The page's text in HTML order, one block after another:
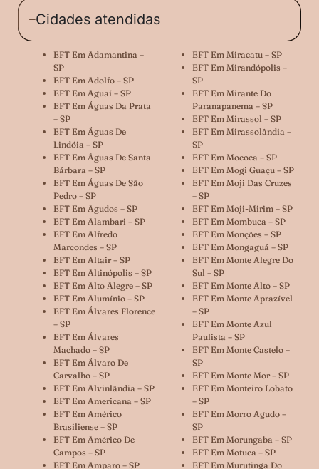
Cidades atendidas
EFT Em Adamantina –
SP
EFT Em Adolfo – SP
EFT Em Aguaí – SP
EFT Em Águas Da Prata
– SP
EFT Em Águas De
Lindóia – SP
EFT Em Águas De Santa
Bárbara – SP
EFT Em Águas De São
Pedro – SP
EFT Em Agudos – SP
EFT Em Alambari – SP
EFT Em Alfredo
Marcondes – SP
EFT Em Altair – SP
EFT Em Altinópolis – SP
EFT Em Alto Alegre – SP
EFT Em Alumínio – SP
EFT Em Álvares Florence
– SP
EFT Em Álvares
Machado – SP
EFT Em Álvaro De
Carvalho – SP
EFT Em Alvinlândia – SP
EFT Em Americana – SP
EFT Em Américo
Brasiliense – SP
EFT Em Américo De
Campos – SP
EFT Em Amparo – SP
EFT Em Miracatu – SP
EFT Em Mirandópolis –
SP
EFT Em Mirante Do
Paranapanema – SP
EFT Em Mirassol – SP
EFT Em Mirassolândia –
SP
EFT Em Mococa – SP
EFT Em Mogi Guaçu – SP
EFT Em Moji Das Cruzes
– SP
EFT Em Moji-Mirim – SP
EFT Em Mombuca – SP
EFT Em Monções – SP
EFT Em Mongaguá – SP
EFT Em Monte Alegre Do
Sul – SP
EFT Em Monte Alto – SP
EFT Em Monte Aprazível
– SP
EFT Em Monte Azul
Paulista – SP
EFT Em Monte Castelo –
SP
EFT Em Monte Mor – SP
EFT Em Monteiro Lobato
– SP
EFT Em Morro Agudo –
SP
EFT Em Morungaba – SP
EFT Em Motuca – SP
EFT Em Murutinga Do